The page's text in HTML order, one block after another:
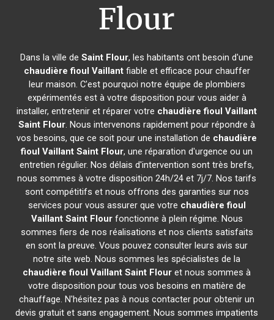
Flour
Dans la ville deSaint Flour, les habitants ont besoin d'une
chaudière fioul Vaillantfiable et efficace pour chauffer
leur maison. C'est pourquoi notre équipe de plombiers
expérimentés est à votre disposition pour vous aider à
installer, entretenir et réparer votre chaudière fioul Vaillant
Saint Flour. Nous intervenons rapidement pour répondre à
vos besoins, que ce soit pour une installation de chaudière
fioul Vaillant Saint Flour, une réparation d'urgence ou un
entretien régulier. Nos délais d'intervention sont très brefs,
nous sommes à votre disposition 24h/24 et 7j/7. Nos tarifs
sont compétitifs et nous offrons des garanties sur nos
services pour vous assurer que votre chaudière fioul
Vaillant Saint Flourfonctionne à plein régime. Nous
sommes fiers de nos réalisations et nos clients satisfaits
en sont la preuve. Vous pouvez consulter leurs avis sur
notre site web. Nous sommes les spécialistes de la
chaudière fioul Vaillant Saint Flour et nous sommes à
votre disposition pour tous vos besoins en matière de
chauffage. N'hésitez pas à nous contacter pour obtenir un
devis gratuit et sans engagement. Nous sommes impatients